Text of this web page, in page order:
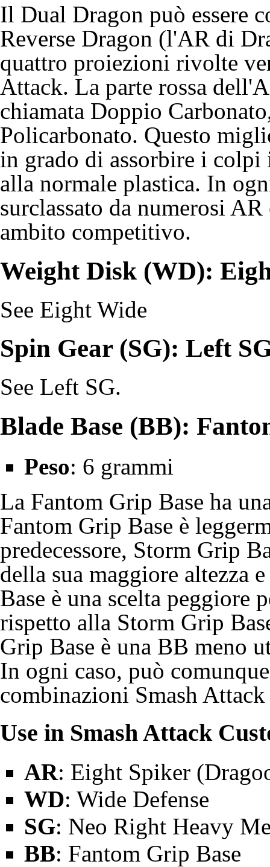
Il Dual Dragon può essere
Reverse Dragon (l'AR di
quattro proiezioni rivolte
Attack. La parte rossa
chiamata Doppio
Policarbonato. Questo
in grado di assorbire i
alla normale plastica. In
surclassato da numerosi
ambito competitivo.
Weight Disk (WD):
See Eight Wide
Spin Gear (SG): Left
See Left SG.
Blade Base (BB):
Peso: 6 grammi
La Fantom Grip Base ha
Fantom Grip Base è
predecessore, Storm Grip
della sua maggiore altezza
Base è una scelta peggiore
rispetto alla Storm Grip
Grip Base è una BB meno
In ogni caso, può
combinazioni Smash
Use in Smash Attack
AR: Eight Spiker (
WD: Wide Defense
SG: Neo Right Heavy
BB: Fantom Grip Base